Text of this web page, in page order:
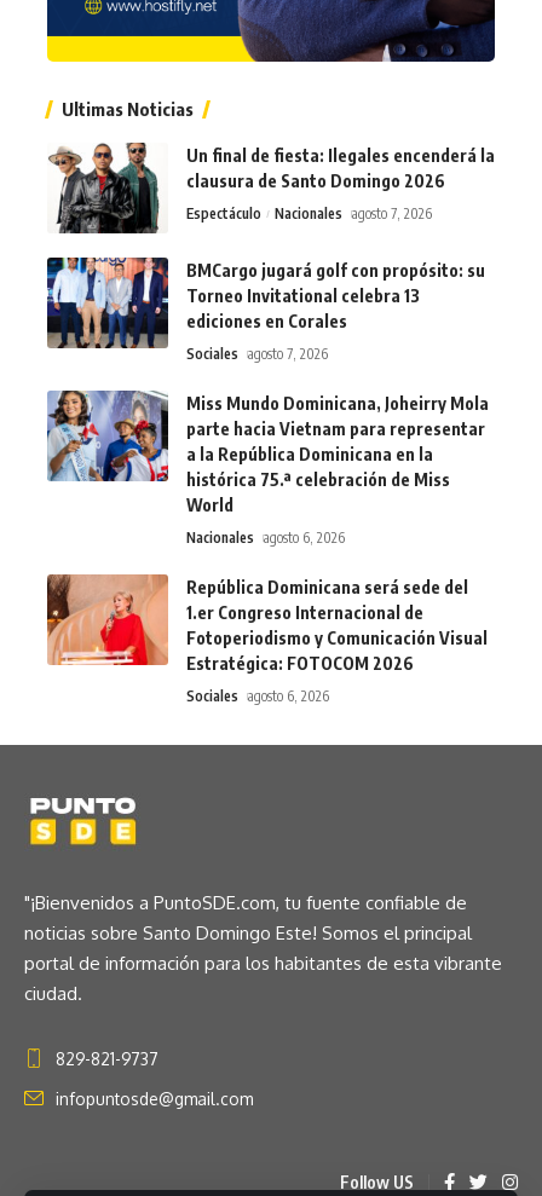
Ultimas Noticias
Un final de fiesta: Ilegales encenderá la
clausura de Santo Domingo 2026
Espectáculo Nacionales agosto 7, 2026
BMCargo jugará golf con propósito: su
Torneo Invitational celebra 13
ediciones en Corales
Sociales agosto 7, 2026
Miss Mundo Dominicana, Joheirry Mola
parte hacia Vietnam para representar
a la República Dominicana en la
histórica 75.ª celebración de Miss
World
Nacionales agosto 6, 2026
República Dominicana será sede del
1.er Congreso Internacional de
Fotoperiodismo y Comunicación Visual
Estratégica: FOTOCOM 2026
Sociales agosto 6, 2026
"¡Bienvenidos a PuntoSDE.com, tu fuente confiable de
noticias sobre Santo Domingo Este! Somos el principal
portal de información para los habitantes de esta vibrante
ciudad.
829-821-9737
infopuntosde@gmail.com
Follow US